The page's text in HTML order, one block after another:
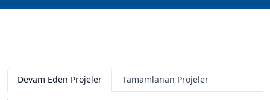
Devam Eden Projeler Tamamlanan Projeler